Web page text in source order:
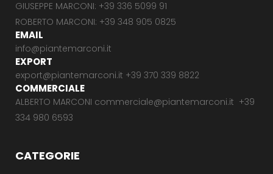
GIUSEPPE MARCONI: +39 336 5099 91
ROBERTO MARCONI: +39 348 905 0825
EMAIL
info@piantemarconi.it
EXPORT
export@piantemarconi.it +39 370 339 8822
COMMERCIALE
ALBERTO MARCONI commerciale@piantemarconi.it +39
334 980 6593
CATEGORIE